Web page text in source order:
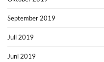
September 2019
Juli 2019
Juni 2019